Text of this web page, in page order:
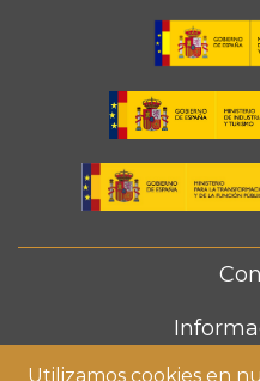
Utilizamos cookies en